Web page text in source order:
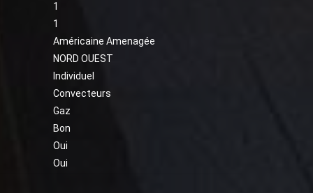
1
1
Américaine Amenagée
NORD OUEST
Individuel
Convecteurs
Gaz
Bon
Oui
Oui